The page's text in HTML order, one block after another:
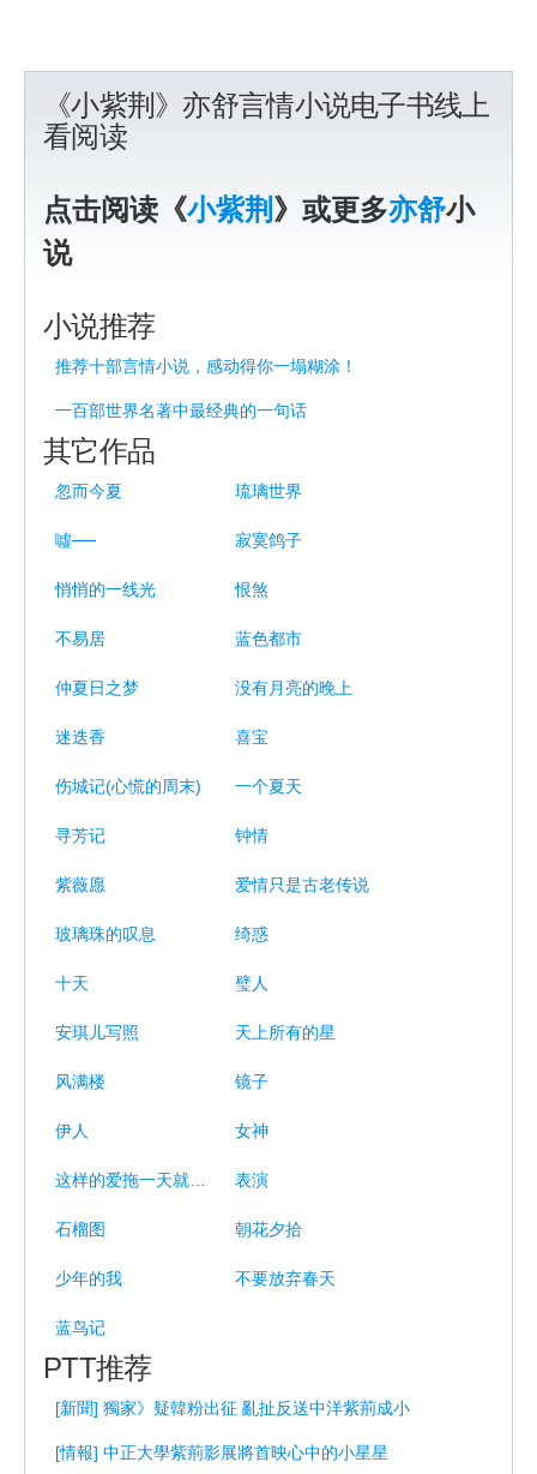
《小紫荆》亦舒言情小说电子书线上
看阅读
点击阅读《小紫荆 》或更多亦舒小
说
小说推荐
推荐十部言情小说，感动得你一塌糊涂！
一百部世界名著中最经典的一句话
其它作品
忽而今夏 琉璃世界
噓── 寂寞鸽子
悄悄的一线光 恨煞
不易居 蓝色都市
仲夏日之梦 没有月亮的晚上
迷迭香 喜宝
伤城记(心慌的周末) 一个夏天
寻芳记 钟情
紫薇愿 爱情只是古老传说
玻璃珠的叹息 绮惑
十天 璧人
安琪儿写照 天上所有的星
风满楼 镜子
伊人 女神
表演
石榴图 朝花夕拾
少年的我 不要放弃春天
蓝鸟记
PTT推荐
[新聞] 獨家》疑韓粉出征 亂扯反送中洋紫荊成小
[情報] 中正大學紫荊影展將首映心中的小星星